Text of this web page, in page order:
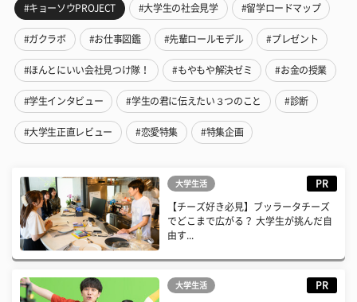
#キョーソウPROJECT #大学生の社会見学 #留学ロードマップ
#ガクラボ #お仕事図鑑 #先輩ロールモデル #プレゼント
#ほんとにいい会社見つけ隊！ #もやもや解決ゼミ #お金の授業
#学生インタビュー #学生の君に伝えたい３つのこと #診断
#大学生正直レビュー #恋愛特集 #特集企画
大学生活 PR
【チーズ好き必見】ブッラータチーズ
でどこまで広がる？ 大学生が挑んだ自
由す...
大学生活 PR